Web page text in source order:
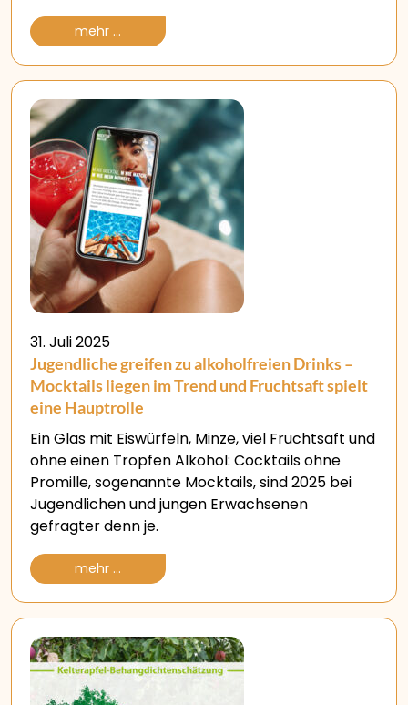
mehr ...
31. Juli 2025
Jugendliche greifen zu alkoholfreien Drinks –
Mocktails liegen im Trend und Fruchtsaft spielt
eine Hauptrolle
Ein Glas mit Eiswürfeln, Minze, viel Fruchtsaft und
ohne einen Tropfen Alkohol: Cocktails ohne
Promille, sogenannte Mocktails, sind 2025 bei
Jugendlichen und jungen Erwachsenen
gefragter denn je.
mehr ...